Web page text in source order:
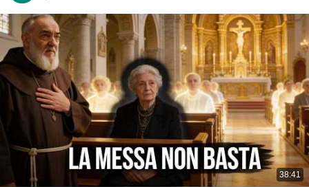
38:41